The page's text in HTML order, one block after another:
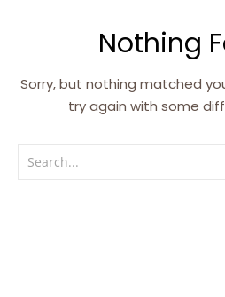
Nothing
Sorry, but nothing matched
try again with some